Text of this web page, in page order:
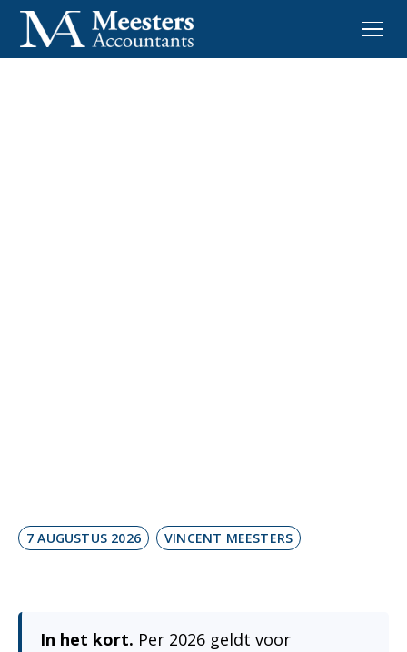
7 AUGUSTUS 2026 VINCENT MEESTERS
In het kort. Per 2026 geldt voor